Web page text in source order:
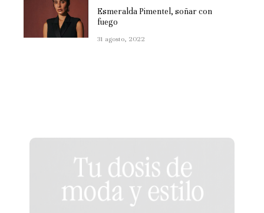
Esmeralda Pimentel, soñar con
fuego
31 agosto, 2022